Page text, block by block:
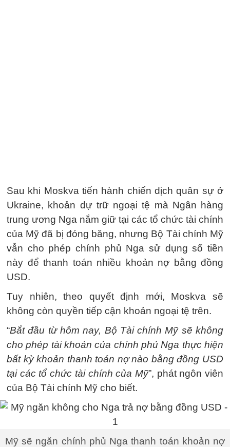
Sau khi Moskva tiến hành chiến dịch quân sự ở
Ukraine, khoản dự trữ ngoại tệ mà Ngân hàng
trung ương Nga nắm giữ tại các tổ chức tài chính
của Mỹ đã bị đóng băng, nhưng Bộ Tài chính Mỹ
vẫn cho phép chính phủ Nga sử dụng số tiền
này để thanh toán nhiều khoản nợ bằng đồng
USD.
Tuy nhiên, theo quyết định mới, Moskva sẽ
không còn quyền tiếp cận khoản ngoại tệ trên.
“Bắt đầu từ hôm nay, Bộ Tài chính Mỹ sẽ không
cho phép tài khoản của chính phủ Nga thực hiện
bất kỳ khoản thanh toán nợ nào bằng đồng USD
tại các tổ chức tài chính của Mỹ”, phát ngôn viên
của Bộ Tài chính Mỹ cho biết.
Mỹ sẽ ngăn chính phủ Nga thanh toán khoản nợ